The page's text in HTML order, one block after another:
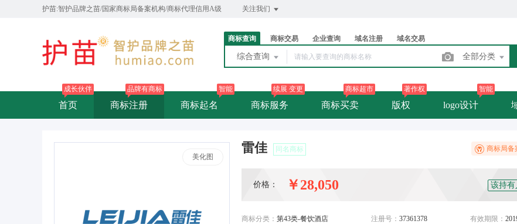
护苗:智护品牌之苗/国家商标局备案机构/商标代理信用A级 关注我们
商标查询 商标交易 企业查询 域名注册 域名交易
综合查询 全部分类
首页
成长伙伴
商标注册
品牌有商标
商标起名
智能
商标服务
续展 变更
商标买卖
商标超市
版权
著作权
logo设计
智能
美化图
雷佳 同名商标 商标局备
价格： ￥28,050 该持
商标分类： 第43类-餐饮酒店 注册号： 37361378 有效期限：